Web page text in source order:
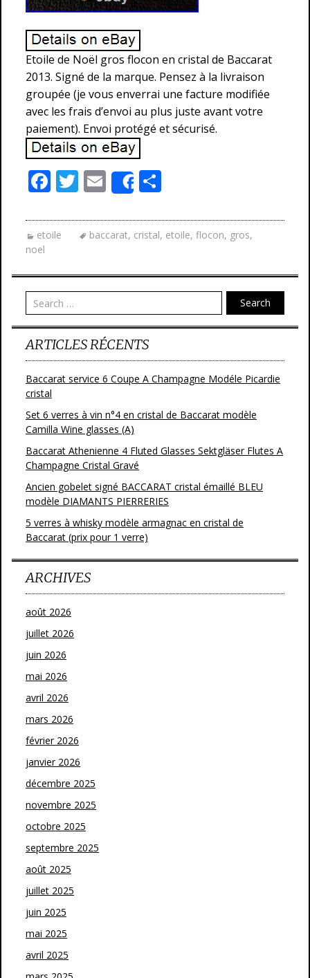
Etoile de Noël gros flocon en cristal de Baccarat
2013. Signé de la marque. Pensez à la livraison
groupée (je vous enverrai une facture modifiée
avec les frais d’envoi au plus juste avant votre
paiement). Envoi protégé et sécurisé.
F
e
b
o
o
k
T
itt
er
E
m
ai
l
Share
ta
g
er
etoile baccarat, cristal, etoile, flocon, gros,
noel
Search
ARTICLES RÉCENTS
Baccarat service 6 Coupe A Champagne Modéle Picardie
cristal
Set 6 verres à vin n°4 en cristal de Baccarat modèle
Camilla Wine glasses (A)
Baccarat Athenienne 4 Fluted Glasses Sektgläser Flutes A
Champagne Cristal Gravé
Ancien gobelet signé BACCARAT cristal émaillé BLEU
modèle DIAMANTS PIERRERIES
5 verres à whisky modèle armagnac en cristal de
Baccarat (prix pour 1 verre)
ARCHIVES
août 2026
juillet 2026
juin 2026
mai 2026
avril 2026
mars 2026
février 2026
janvier 2026
décembre 2025
novembre 2025
octobre 2025
septembre 2025
août 2025
juillet 2025
juin 2025
mai 2025
avril 2025